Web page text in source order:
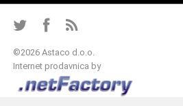
©2026 Astaco d.o.o.
Internet prodavnica by